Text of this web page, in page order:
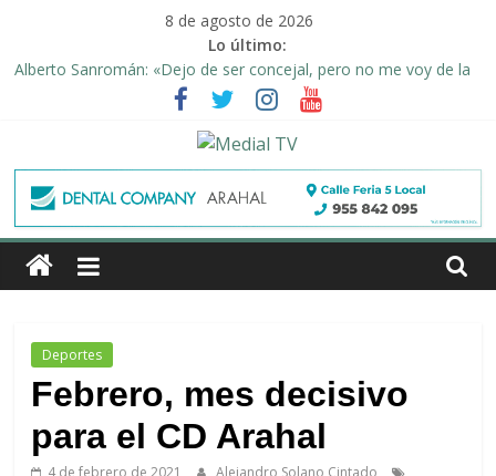
contenido
8 de agosto de 2026
Lo último:
Alberto Sanromán: «Dejo de ser concejal, pero no me voy de la
Deporte y solidaridad, de la mano una vez más en Arahal
El emotivo agradecimiento de la familia afectada por el incendio
en la barriada de la Feria II de Arahal
Convocado nuevo pleno ordinario del Ayuntamiento de Arahal
Una Plataforma de Morón pide unión a los pueblos de la
comarca para evitar la planta de biogás en término de Arahal
Medial
TV
El
digital
televisión
de
Arahal
Deportes
Febrero, mes decisivo
para el CD Arahal
4 de febrero de 2021
Alejandro Solano Cintado